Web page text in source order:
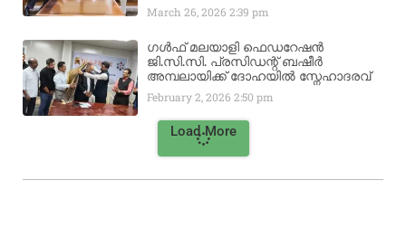
March 26, 20262:39 pm
ഗൾഫ് മലയാളി ഫെഡറേഷൻ
ജി.സി.സി. പ്രസിഡന്റ് ബഷീർ
അമ്പലായിക്ക് ദോഹയിൽ സ്നേഹാദരവ്
February 2, 20262:50 pm
Load More